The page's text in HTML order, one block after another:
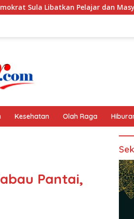
dan Masyarakat Aset
Kesehatan Olah Raga
Pantai,